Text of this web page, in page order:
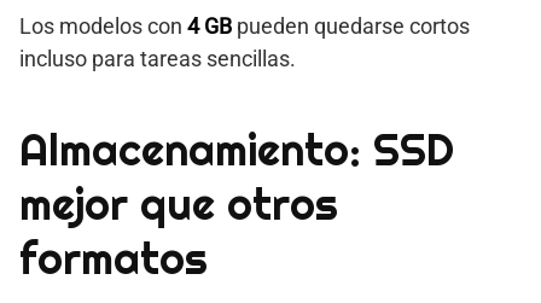
Los modelos con 4 GB pueden quedarse cortos
incluso para tareas sencillas.
Almacenamiento: SSD
mejor que otros
formatos